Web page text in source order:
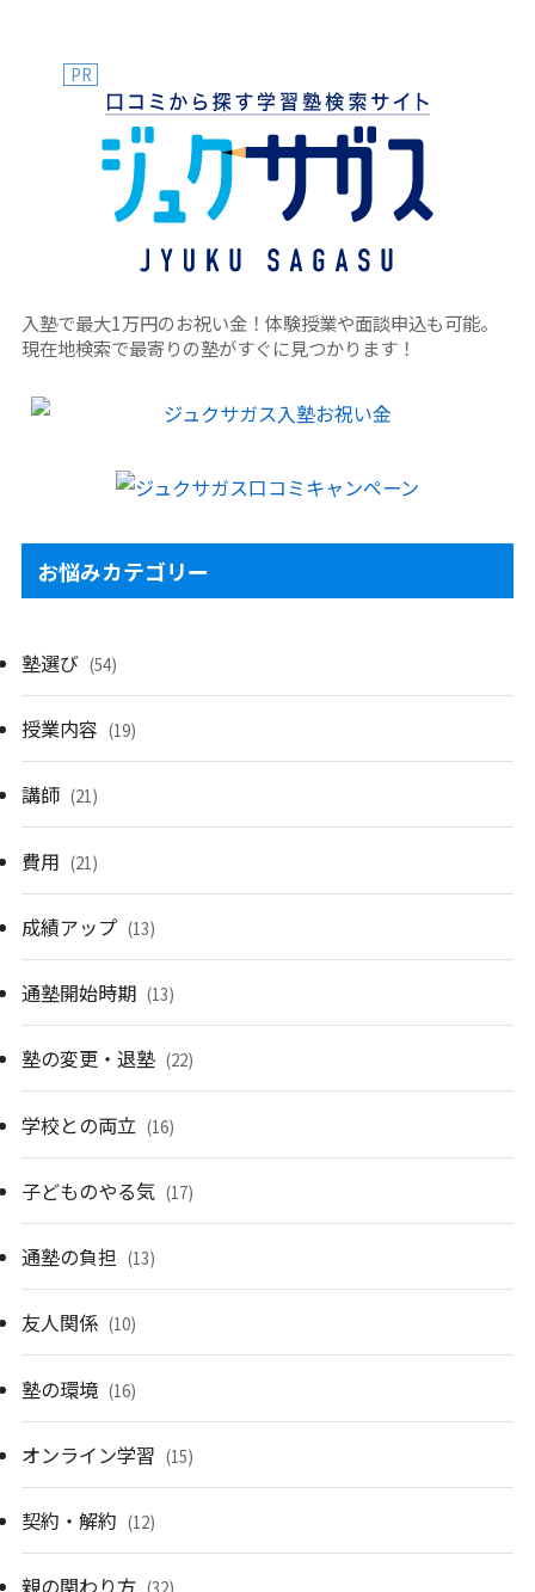
かどうかを見るのが1番なのではないでしょうか。 あと、ベ
テラン講師についてもほとんど同じですが、一般的にはベテ
ラン講師の方が、指導経験が多い分、より幅広い生徒に対応
できることが多い気がします。 質問者のお子さんにあった塾
&先生が見つかりますように。
PR
入塾で最大1万円のお祝い金！体験授業や面談申込も可能。
現在地検索で最寄りの塾がすぐに見つかります！
お悩みカテゴリー
塾選び (54)
授業内容 (19)
講師 (21)
費用 (21)
成績アップ (13)
通塾開始時期 (13)
塾の変更・退塾 (22)
学校との両立 (16)
子どものやる気 (17)
通塾の負担 (13)
友人関係 (10)
塾の環境 (16)
オンライン学習 (15)
契約・解約 (12)